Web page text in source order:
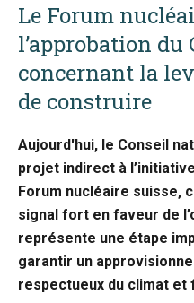
Le Forum
l’approbation
concernant la
de construire
Aujourd'hui, le Conseil
projet indirect à
Forum nucléaire suisse,
signal fort en faveur de
représente une étape
garantir un
respectueux du climat et